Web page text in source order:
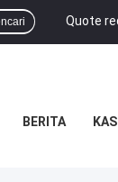
Quote
BERITA